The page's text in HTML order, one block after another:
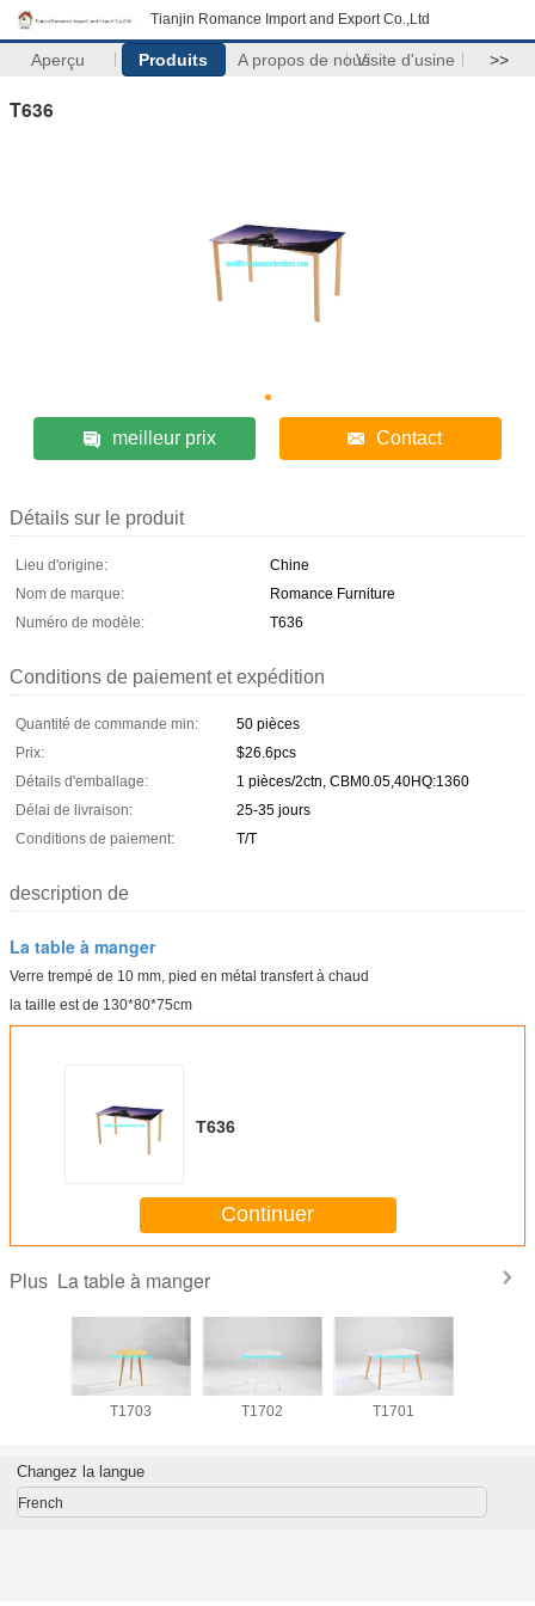
Tianjin Romance Import and Export Co.,Ltd
Aperçu Produits A propos de nousVisite d'usine >>
T636
meilleur prix Contact
Détails sur le produit
Lieu d'origine:
Chine
Nom de marque:
Romance Furniture
Numéro de modèle:
T636
Conditions de paiement et expédition
Quantité de commande min:
50 pièces
Prix:
$26.6pcs
Détails d'emballage:
1 pièces/2ctn, CBM0.05,40HQ:1360
Délai de livraison:
25-35 jours
Conditions de paiement:
T/T
description de
La table à manger
Verre trempé de 10 mm, pied en métal transfert à chaud
la taille est de 130*80*75cm
T636
Continuer
Plus La table à manger
T1703 T1702 T1701
Changez la langue
French